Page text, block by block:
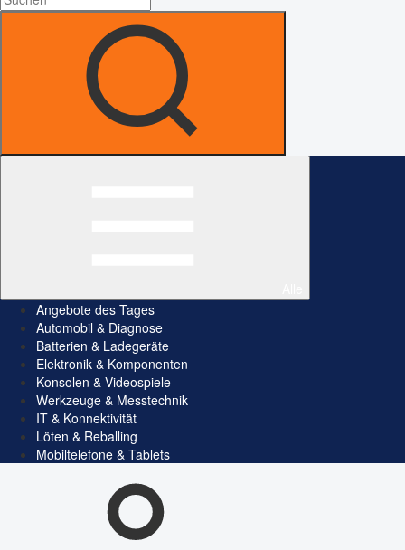
Angebote des Tages
Automobil & Diagnose
Batterien & Ladegeräte
Elektronik & Komponenten
Konsolen & Videospiele
Werkzeuge & Messtechnik
IT & Konnektivität
Löten & Reballing
Mobiltelefone & Tablets